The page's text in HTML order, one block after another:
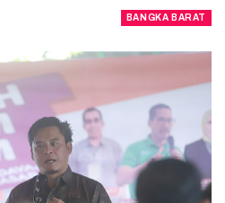
BANGKA BARAT